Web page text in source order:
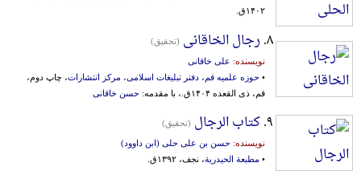
۱۴۰۲ق.
۸. رجال الخاقانی (تحقیق)
نویسنده: علی خاقانی
• حوزه علمیه قم، دفتر تبلیغات اسلامی، مرکز انتشارات، چاپ دوم،
قم، ذی القعده ۱۴۰۴ق.، با مقدمه:
حسن خاقانی
۹. کتاب الرجال (تحقیق)
نویسنده: حسن بن علی حلی (ابن داوود)
• مطبعة الحیدریة، نجف، ۱۳۹۲ق.